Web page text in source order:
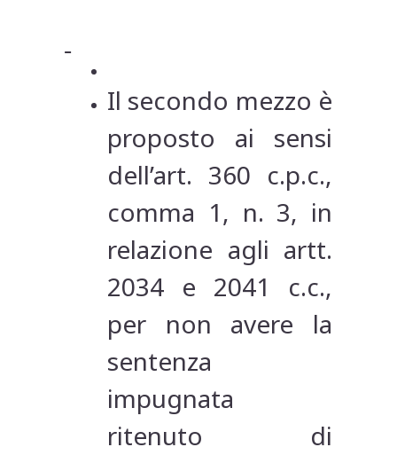
Il secondo mezzo è
proposto ai sensi
dell’art. 360 c.p.c.,
comma 1, n. 3, in
relazione agli artt.
2034 e 2041 c.c.,
per non avere la
sentenza
impugnata
ritenuto di